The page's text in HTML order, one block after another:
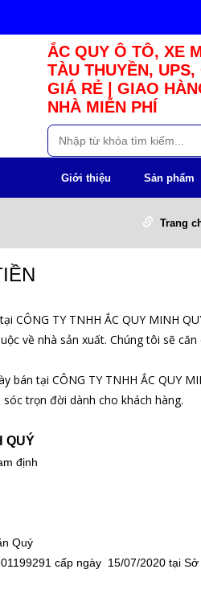
ẮC QUY Ô TÔ, XE
TÀU THUYỀN,
GIÁ RẺ | GIAO
NHÀ MIỄN PHÍ
Giới thiệu Sản phẩm
Trang
CÔNG TY TNHH ẮC QUY MINH
về nhà sản xuất. Chúng tôi sẽ
bán tại CÔNG TY TNHH ẮC QUY
trọn đời dành cho khách hàng.
QUÝ
định
Quý
cấp ngày 15/07/2020 tại